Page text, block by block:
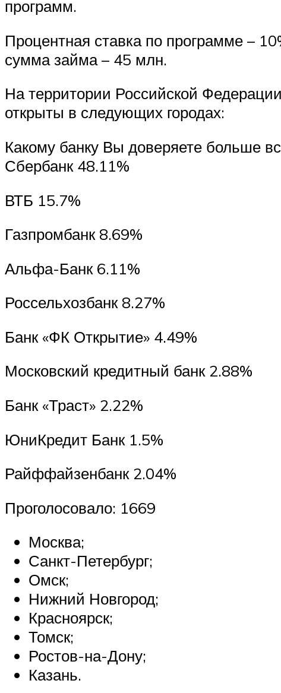
программ.
Процентная ставка по программе –
сумма займа – 45 млн.
На территории Российской
открыты в следующих городах:
Какому банку Вы доверяете больше
Сбербанк 48.11%
ВТБ 15.7%
Газпромбанк 8.69%
Альфа-Банк 6.11%
Россельхозбанк 8.27%
Банк «ФК Открытие» 4.49%
Московский кредитный банк 2.88%
Банк «Траст» 2.22%
ЮниКредит Банк 1.5%
Райффайзенбанк 2.04%
Проголосовало: 1669
Москва;
Санкт-Петербург;
Омск;
Нижний Новгород;
Красноярск;
Томск;
Ростов-на-Дону;
Казань.